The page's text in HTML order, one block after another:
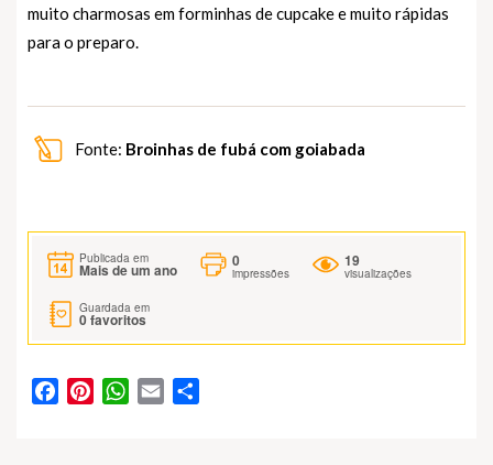
muito charmosas em forminhas de cupcake e muito rápidas
para o preparo.
Fonte: Broinhas de fubá com goiabada
Publicada em
Mais de um ano
0
impressões
19
visualizações
Guardada em
0favoritos
FacebookPinterestWhatsApp
Email